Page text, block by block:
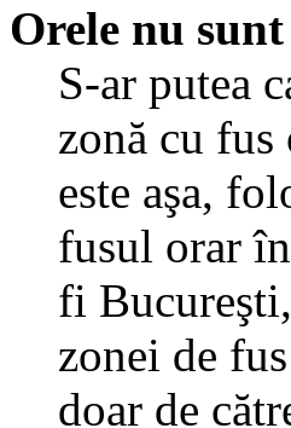
Orele nu
S-ar putea
zonă cu fus
este aşa,
fusul orar
fi
zonei de
doar de